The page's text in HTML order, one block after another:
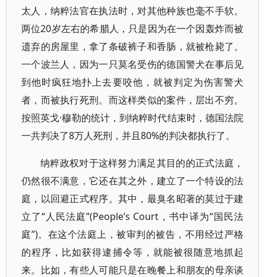
太人，纳粹法官在执法时，对其他种族也毫不手软。
两位20岁左右的希腊人，只是因为在一个因轰炸而被
遗弃的房屋里，拿了条破裤子和香肠，就被枪毙了。
一个波兰人，因为一只莫名受伤的德国警犬在事后见
到他时疯狂地扑上去要咬他，就被判定为伤害警犬
者，而被执行死刑。而这样类似的案件，层出不穷。
按照英戈·穆勒的统计，到纳粹时代结束时，德国法院
一共判决了8万人死刑，并且80%的判决都执行了。
纳粹政权对于这样努力满足其目的的正式法庭，
仍然很不满意，它还在其之外，建立了一个特设的法
庭，以回避正式程序。其中，最臭名昭著的莫过于建
立了“人民法庭”(People’s Court，书中译为“国民法
庭”)。在这个法庭上，被审判的被告，不用经过严格
的程序，比如获得逮捕令等，就能被很随意地抓起
来。比如，有些人可能只是在晚餐上和朋友的母亲谈